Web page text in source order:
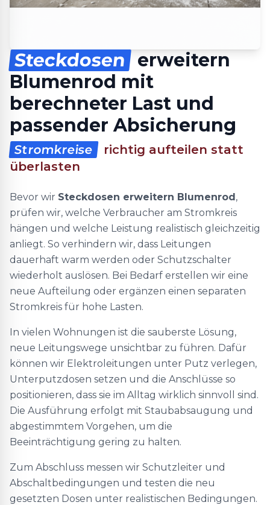
Steckdosen
erweitern
Blumenrod mit
berechneter Last und
passender Absicherung
Stromkreise
richtig aufteilen statt
überlasten
Bevor wir Steckdosen erweitern Blumenrod,
prüfen wir, welche Verbraucher am Stromkreis
hängen und welche Leistung realistisch gleichzeitig
anliegt. So verhindern wir, dass Leitungen
dauerhaft warm werden oder Schutzschalter
wiederholt auslösen. Bei Bedarf erstellen wir eine
neue Aufteilung oder ergänzen einen separaten
Stromkreis für hohe Lasten.
In vielen Wohnungen ist die sauberste Lösung,
neue Leitungswege unsichtbar zu führen. Dafür
können wir Elektroleitungen unter Putz verlegen,
Unterputzdosen setzen und die Anschlüsse so
positionieren, dass sie im Alltag wirklich sinnvoll sind.
Die Ausführung erfolgt mit Staubabsaugung und
abgestimmtem Vorgehen, um die
Beeinträchtigung gering zu halten.
Zum Abschluss messen wir Schutzleiter und
Abschaltbedingungen und testen die neu
gesetzten Dosen unter realistischen Bedingungen.